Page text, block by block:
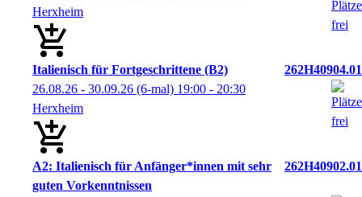
Herxheim
Italienisch für Fortgeschrittene (B2)
262H40904.01
26.08.26 - 30.09.26 (6-mal) 19:00 - 20:30
Herxheim
A2: Italienisch für Anfänger*innen mit sehr
guten Vorkenntnissen
262H40902.01